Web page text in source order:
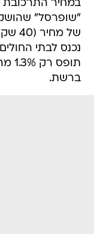
במחיר
"שופרסל"
נכנס לבתי
ברשת.